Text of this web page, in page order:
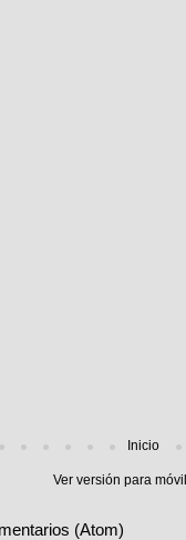
Inicio
Ver versión para
(Atom)